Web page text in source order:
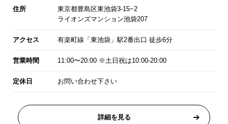
住所
東京都豊島区東池袋3-15−2
ライオンズマンション池袋207
アクセス 有楽町線「東池袋」駅2番出口 徒歩6分
営業時間 11:00〜20:00 ※土日祝は10:00-20:00
定休日 お問い合わせ下さい
詳細を見る